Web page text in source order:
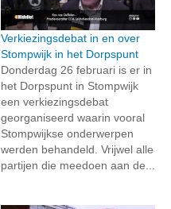
Verkiezingsdebat in en over
Stompwijk in het Dorpspunt
Donderdag 26 februari is er in
het Dorpspunt in Stompwijk
een verkiezingsdebat
georganiseerd waarin vooral
Stompwijkse onderwerpen
werden behandeld. Vrijwel alle
partijen die meedoen aan de...